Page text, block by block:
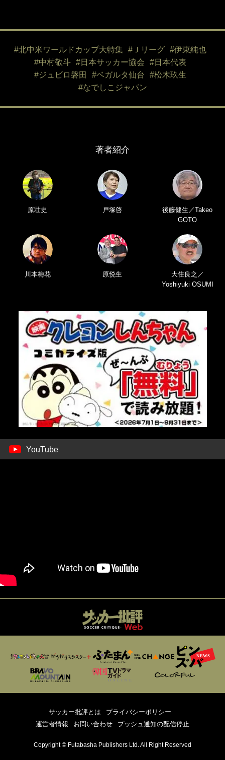
#北中米ワールドカップ大特集 #Ｊリーグ
#伊東純也
#中村敬斗
#日本サッカー協会
#日本代表
#ジュビロ磐田
#ベガルタ仙台
#松木玖生
#なでしこジャパン
著者紹介
原壮史 戸塚啓
後藤健生／Takeo
GOTO
川本梅花 原悦生
大住良之／
Yoshiyuki OSUMI
YouTube
サッカー批評とは
プライバシーポリシー
運営者情報
お問い合わせ プッシュ通知の配信停止
Copyright © Futabasha Publishers Ltd. All Right Reserved